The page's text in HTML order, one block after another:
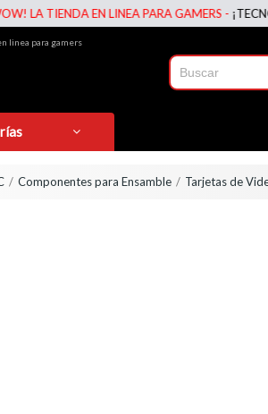
EN LINEA PARA GAMERS -
Componentes para Ensamble Tarjetas de